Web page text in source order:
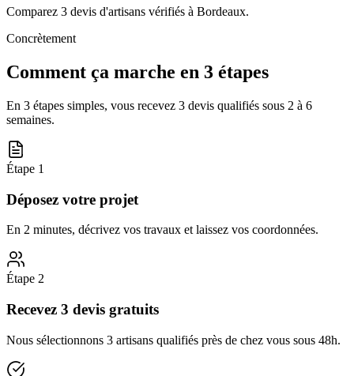
Comparez 3 devis d'artisans vérifiés à Bordeaux.
Concrètement
Comment ça marche en 3 étapes
En 3 étapes simples, vous recevez 3 devis qualifiés sous 2 à 6
semaines.
Étape 1
Déposez votre projet
En 2 minutes, décrivez vos travaux et laissez vos coordonnées.
Étape 2
Recevez 3 devis gratuits
Nous sélectionnons 3 artisans qualifiés près de chez vous sous 48h.